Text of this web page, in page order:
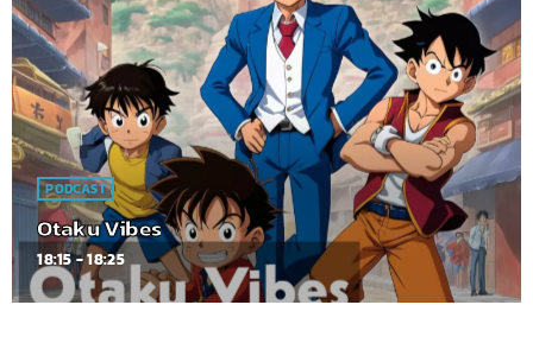
PODCAST
Otaku Vibes
18:15 - 18:25